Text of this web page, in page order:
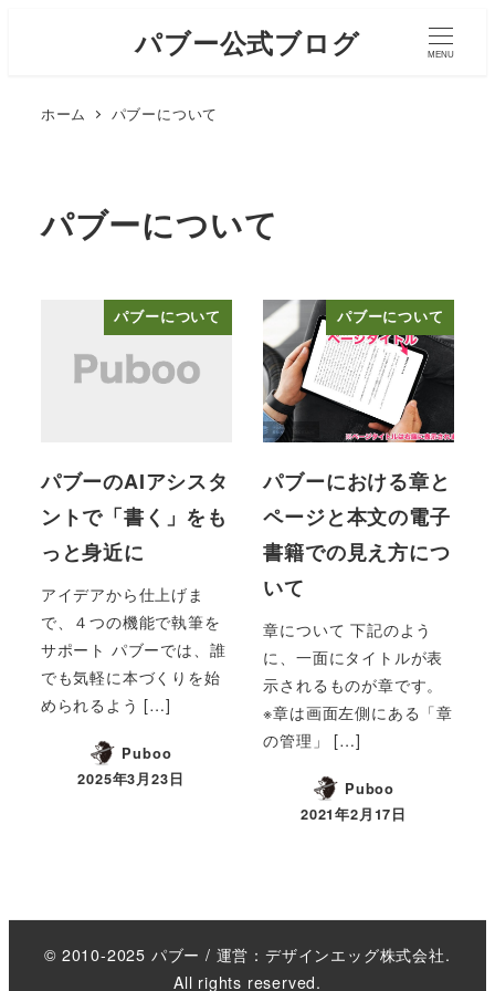
パブー公式ブログ MENU
ホーム パブーについて
パブーについて
パブーについて
パブーのAIアシスタ
ントで「書く」をも
っと身近に
アイデアから仕上げま
で、４つの機能で執筆を
サポート パブーでは、誰
でも気軽に本づくりを始
められるよう […]
Puboo
投稿日
2025年3月23日
パブーについて
パブーにおける章と
ページと本文の電子
書籍での見え方につ
いて
章について 下記のよう
に、一面にタイトルが表
示されるものが章です。
※章は画面左側にある「章
の管理」 […]
Puboo
投稿日
2021年2月17日
© 2010-2025 パブー / 運営：デザインエッグ株式会社.
All rights reserved.